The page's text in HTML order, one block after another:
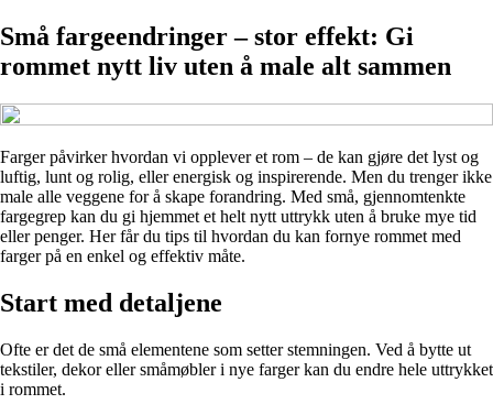
Små fargeendringer – stor effekt: Gi
rommet nytt liv uten å male alt sammen
Farger påvirker hvordan vi opplever et rom – de kan gjøre det lyst og
luftig, lunt og rolig, eller energisk og inspirerende. Men du trenger ikke
male alle veggene for å skape forandring. Med små, gjennomtenkte
fargegrep kan du gi hjemmet et helt nytt uttrykk uten å bruke mye tid
eller penger. Her får du tips til hvordan du kan fornye rommet med
farger på en enkel og effektiv måte.
Start med detaljene
Ofte er det de små elementene som setter stemningen. Ved å bytte ut
tekstiler, dekor eller småmøbler i nye farger kan du endre hele uttrykket
i rommet.